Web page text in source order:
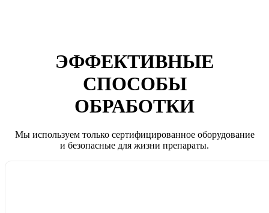
ЭФФЕКТИВНЫЕ
СПОСОБЫ
ОБРАБОТКИ
Мы используем только сертифицированное оборудование
и безопасные для жизни препараты.